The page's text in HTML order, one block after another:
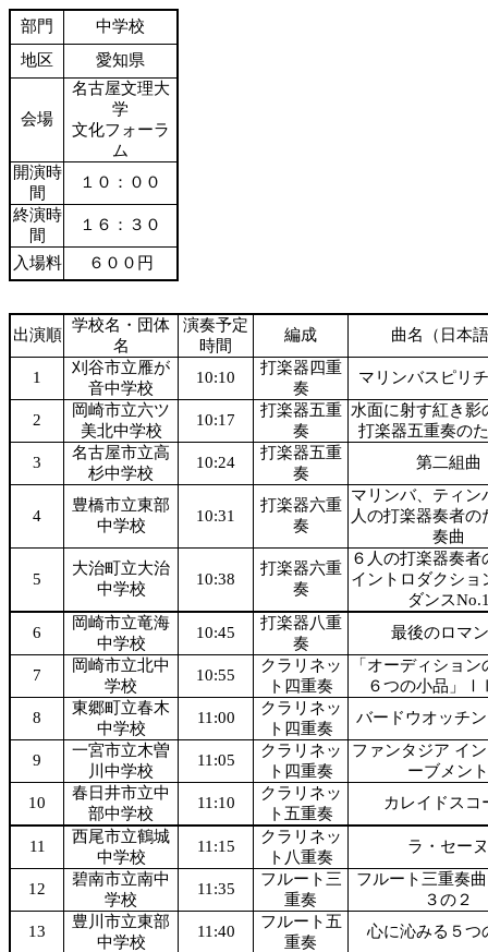
部門
中学校
地区
愛知県
会場
名古屋文理大
学
文化フォーラ
ム
開演時
間
１０：００
終演時
間
１６：３０
入場料 ６００円
出演順
学校名・団体
名
演奏予定
時間
編成 曲名（日本
1
刈谷市立雁が
音中学校
10:10
打楽器四重
奏
マリンバスピリ
2
岡崎市立六ツ
美北中学校
10:17
打楽器五重
奏
水面に射す紅き影
打楽器五重奏の
3
名古屋市立高
杉中学校
10:24
打楽器五重
奏
第二組曲
4
豊橋市立東部
中学校
10:31
打楽器六重
奏
マリンバ、ティン
人の打楽器奏者の
奏曲
5
大治町立大治
中学校
10:38
打楽器六重
奏
６人の打楽器奏者
イントロダクショ
ダンス
6
岡崎市立竜海
中学校
10:45
打楽器八重
奏
最後のロマ
7
岡崎市立北中
学校
10:55
クラリネッ
ト四重奏
「オーディション
６つの小品
8
東郷町立春木
中学校
11:00
クラリネッ
ト四重奏
バードウオッチ
9
一宮市立木曽
川中学校
11:05
クラリネッ
ト四重奏
ファンタジア イ
ーブメント
10
春日井市立中
部中学校
11:10
クラリネッ
ト五重奏
カレイドスコ
11
西尾市立鶴城
中学校
11:15
クラリネッ
ト八重奏
ラ・セーヌ
12
碧南市立南中
学校
11:35
フルート三
重奏
フルート三重奏
３の２
13
豊川市立東部
中学校
11:40
フルート五
重奏
心に沁みる５つ